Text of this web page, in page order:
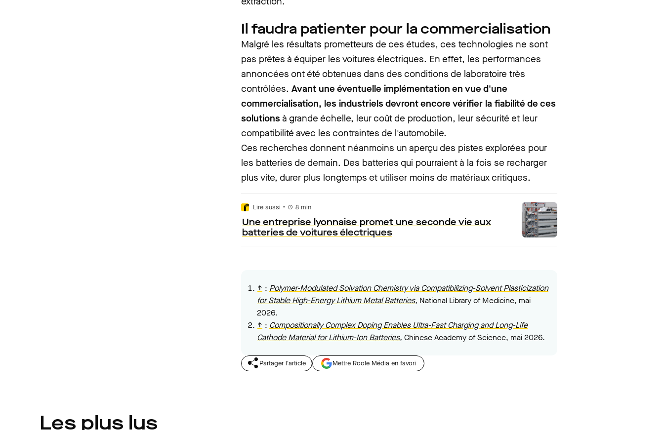
Il faudra patienter pour la commercialisation
Malgré les résultats prometteurs de ces études, ces technologies ne sont
pas prêtes à équiper les voitures électriques. En effet, les performances
annoncées ont été obtenues dans des conditions de laboratoire très
contrôlées. Avant une éventuelle implémentation en vue d'une
commercialisation, les industriels devront encore vérifier la fiabilité de ces
solutions à grande échelle, leur coût de production, leur sécurité et leur
compatibilité avec les contraintes de l'automobile.
Ces recherches donnent néanmoins un aperçu des pistes explorées pour
les batteries de demain. Des batteries qui pourraient à la fois se recharger
plus vite, durer plus longtemps et utiliser moins de matériaux critiques.
Lire aussi • 8 min
Une entreprise lyonnaise promet une seconde vie aux
batteries de voitures électriques
↑ : Polymer-Modulated Solvation Chemistry via Compatibilizing-Solvent Plasticization
for Stable High-Energy Lithium Metal Batteries, National Library of Medicine, mai
2026.
↑ : Compositionally Complex Doping Enables Ultra-Fast Charging and Long-Life
Cathode Material for Lithium-Ion Batteries, Chinese Academy of Science, mai 2026.
Partager l'article Mettre Roole Média en favori
Les plus lus